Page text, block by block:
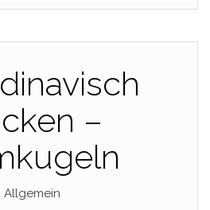
–
Allgemein